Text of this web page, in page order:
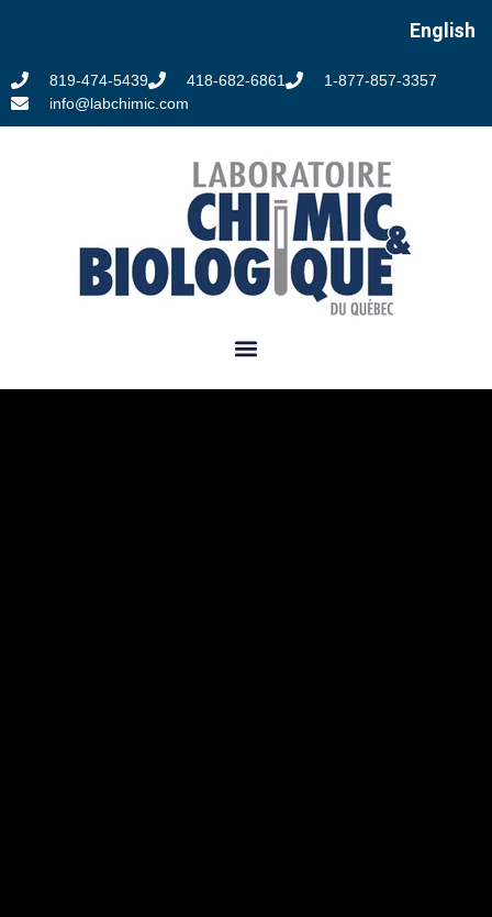
819-474-5439 418-682-6861
1-877-857-3357
info@labchimic.com
English